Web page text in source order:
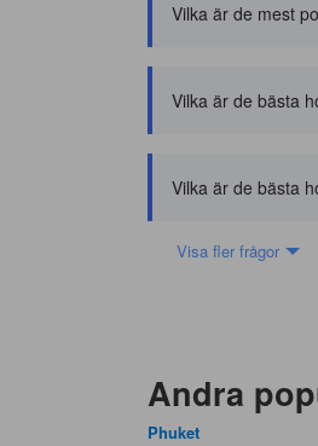
Vilka är de mest
Vilka är de bästa
Vilka är de bästa
Visa fler frågor
Andra
Phuket